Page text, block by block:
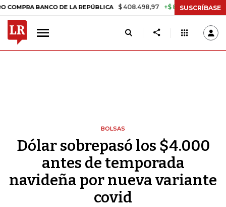
BANCO DE LA REPÚBLICA $ 408.498,97 +$ 8.753,81 +2,19%
SUSCRÍBASE
BOLSAS
Dólar sobrepasó los $4.000
antes de temporada
navideña por nueva variante
covid